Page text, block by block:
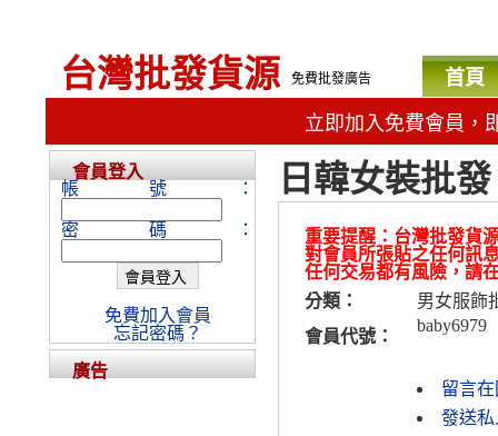
台灣批發貨源 免費批發廣告 首頁
立即加入免費會員，
日韓女裝批發
重要提醒：台灣批發貨
對會員所張貼之任何訊
任何交易都有風險，請
分類：
男女服飾
會員代號：
baby6979
留言
發送私
會員登入
帳號：
密碼：
免費加入會員
忘記密碼？
廣告